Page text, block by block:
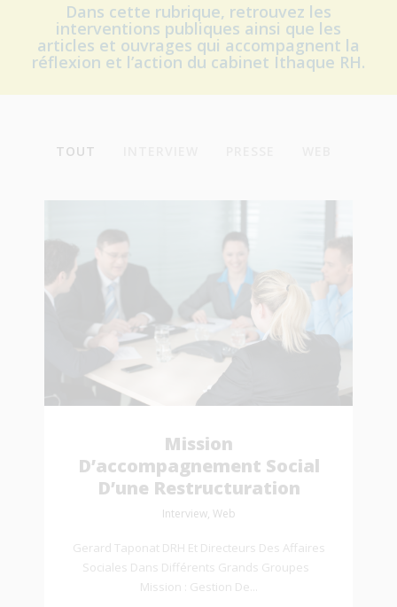
Dans cette rubrique, retrouvez les
interventions publiques ainsi que les
articles et ouvrages qui accompagnent la
réflexion et l’action du cabinet Ithaque RH.
TOUT
Mission
D’accompagnement Social
D’une Restructuration
Interview, Web
Gerard Taponat DRH Et Directeurs Des Affaires
Sociales Dans Différents Grands Groupes
Mission : Gestion De...